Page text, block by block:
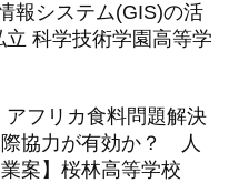
報システム(GIS)の活
科学技術学園高等学
フリカ食料問題解決
協力が有効か？ 人
案】桜林高等学校